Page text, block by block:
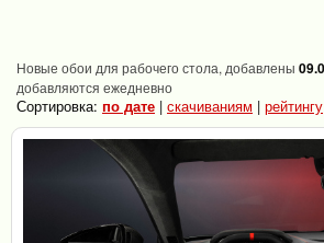
Новые обои для рабочего стола, добавлены
добавляются ежедневно
Сортировка: по дате | скачиваниям | рейтингу